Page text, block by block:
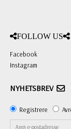
FOLLOW US
Facebook
Instagram
NYHETSBREV
Registrere